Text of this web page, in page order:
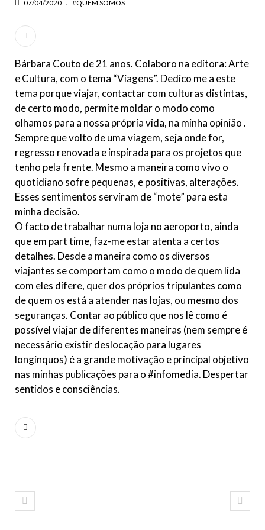
07/04/2020
#QUEM SOMOS
Bárbara Couto de 21 anos. Colaboro na editora: Arte
e Cultura, com o tema “Viagens”. Dedico me a este
tema porque viajar, contactar com culturas distintas,
de certo modo, permite moldar o modo como
olhamos para a nossa própria vida, na minha opinião .
Sempre que volto de uma viagem, seja onde for,
regresso renovada e inspirada para os projetos que
tenho pela frente. Mesmo a maneira como vivo o
quotidiano sofre pequenas, e positivas, alterações.
Esses sentimentos serviram de “mote” para esta
minha decisão.
O facto de trabalhar numa loja no aeroporto, ainda
que em part time, faz-me estar atenta a certos
detalhes. Desde a maneira como os diversos
viajantes se comportam como o modo de quem lida
com eles difere, quer dos próprios tripulantes como
de quem os está a atender nas lojas, ou mesmo dos
seguranças. Contar ao público que nos lê como é
possível viajar de diferentes maneiras (nem sempre é
necessário existir deslocação para lugares
longínquos) é a grande motivação e principal objetivo
nas minhas publicações para o #infomedia. Despertar
sentidos e consciências.